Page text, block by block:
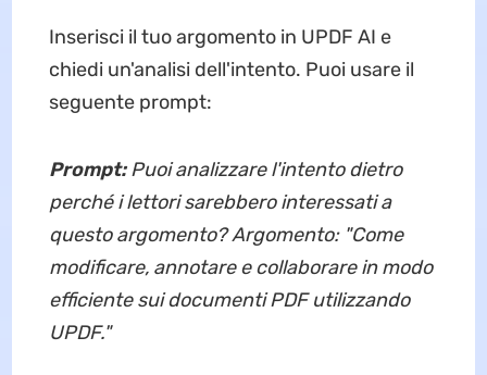
Inserisci il tuo argomento in UPDF AI e
chiedi un'analisi dell'intento. Puoi usare il
seguente prompt:
Prompt: Puoi analizzare l'intento dietro
perché i lettori sarebbero interessati a
questo argomento? Argomento: "Come
modificare, annotare e collaborare in modo
efficiente sui documenti PDF utilizzando
UPDF."